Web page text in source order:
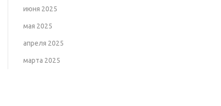
июня 2025
мая 2025
апреля 2025
марта 2025